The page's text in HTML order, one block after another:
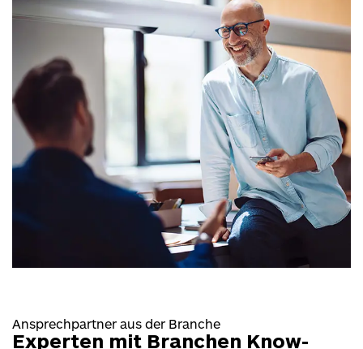
Ansprechpartner aus der Branche
Experten mit Branchen Know-